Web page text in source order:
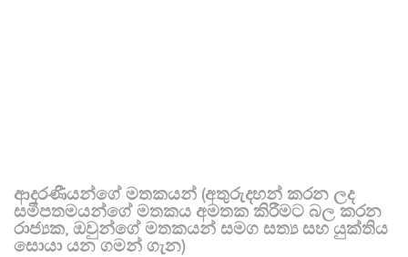
ආදරණීයන්ගේ මතකයන් (අතුරුදහන් කරන ලද
සමීපතමයන්ගේ මතකය අමතක කිරීමට බල කරන
රාජ්‍යක, ඔවුන්ගේ මතකයන් සමග සත්‍ය සහ යුක්තිය
සොයා යන ගමන් ගැන)